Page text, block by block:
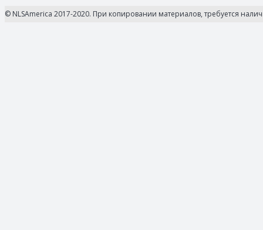
© NLSAmerica 2017-2020. При копировании материалов, требуется